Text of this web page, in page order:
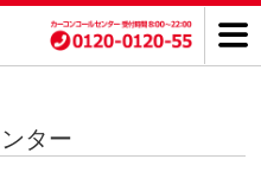
ター